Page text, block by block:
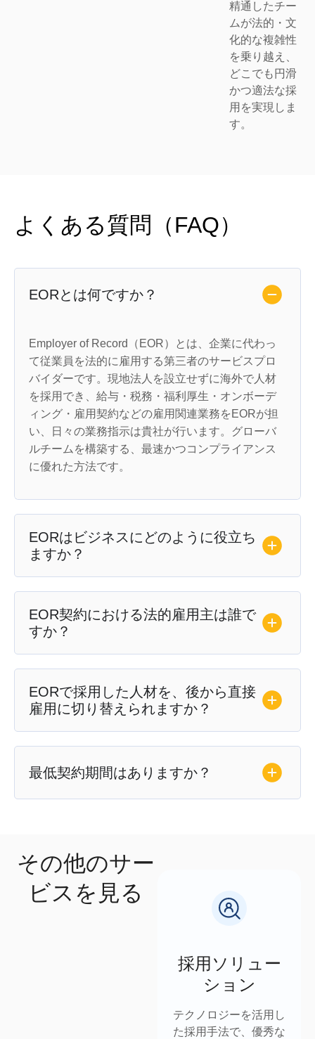
精通したチー
ムが法的・文
化的な複雑性
を乗り越え、
どこでも円滑
かつ適法な採
用を実現しま
す。
よくある質問（FAQ）
EORとは何ですか？
Employer of Record（EOR）
とは、企業に代わっ
て従業員を法的に雇用する第三者のサービスプロ
バイダーです。 現地法人を設立せずに海外で人材
を採用でき、 給与・税務・福利厚生・オンボーデ
ィング・雇用契約などの雇用関連業務をEORが担
い、日々の業務指示は貴社が行います。グローバ
ルチームを構築する、最速かつコンプライアンス
に優れた方法です。
EORはビジネスにどのように役立ち
ますか？
EOR契約における法的雇用主は誰で
すか？
EORで採用した人材を、後から直接
雇用に切り替えられますか？
最低契約期間はありますか？
その他のサー
ビスを見る
採用ソリュー
ション
テクノロジーを活用し
た採用手法で、優秀な